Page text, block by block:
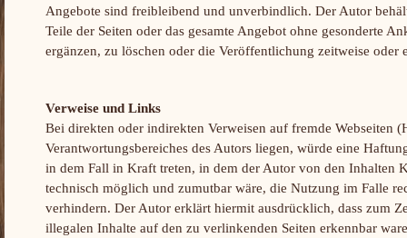
Angebote sind freibleibend und unverbindlich. Der Autor
Teile der Seiten oder das gesamte Angebot ohne gesonderte
ergänzen, zu löschen oder die Veröffentlichung zeitweise oder
Verweise und Links
Bei direkten oder indirekten Verweisen auf fremde Webseiten
Verantwortungsbereiches des Autors liegen, würde eine
in dem Fall in Kraft treten, in dem der Autor von den Inhalten
technisch möglich und zumutbar wäre, die Nutzung im Falle
verhindern. Der Autor erklärt hiermit ausdrücklich, dass zum
illegalen Inhalte auf den zu verlinkenden Seiten erkennbar